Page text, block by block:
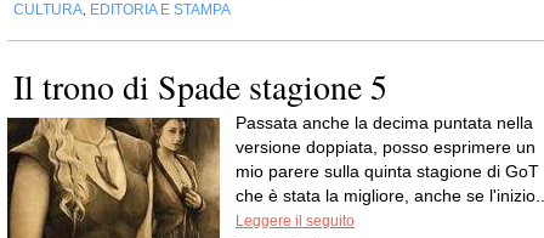
CULTURA EDITORIA E STAMPA
Il trono di Spade stagione 5
Passata anche la decima puntata nella
versione doppiata, posso esprimere un
mio parere sulla quinta stagione di GoT
che è stata la migliore, anche se
Leggere il seguito